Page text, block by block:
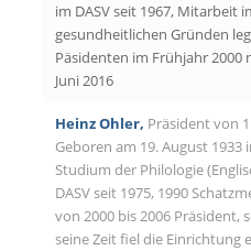
im DASV seit 1967, Mitarbeit
gesundheitlichen Gründen
Päsidenten im Frühjahr 2000
Juni 2016
Heinz Ohler, Präsident von
Geboren am 19. August
Studium der Philologie
DASV seit 1975, 1990
von 2000 bis 2006 Präsident,
seine Zeit fiel die Einrichtung